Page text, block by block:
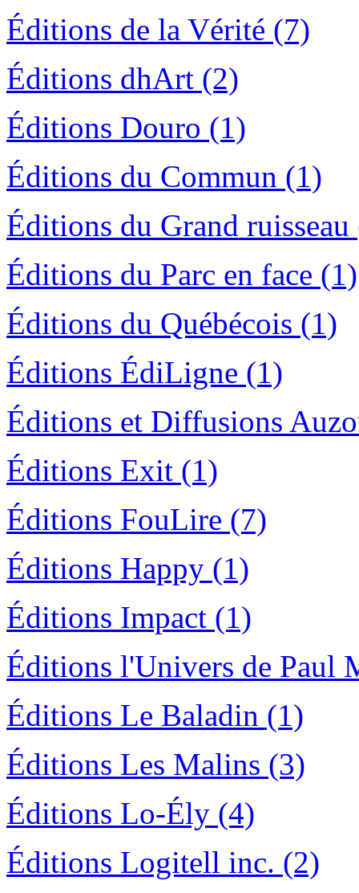
Éditions de la Vérité (7)
Éditions dhArt (2)
Éditions Douro (1)
Éditions du Commun (1)
Éditions du Grand ruisseau
Éditions du Parc en face (1)
Éditions du Québécois (1)
Éditions ÉdiLigne (1)
Éditions et Diffusions
Éditions Exit (1)
Éditions FouLire (7)
Éditions Happy (1)
Éditions Impact (1)
Éditions l'Univers de Paul
Éditions Le Baladin (1)
Éditions Les Malins (3)
Éditions Lo-Ély (4)
Éditions Logitell inc. (2)